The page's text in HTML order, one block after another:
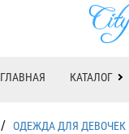
ГЛАВНАЯ КАТАЛОГ
/ ОДЕЖДА ДЛЯ ДЕВОЧЕК